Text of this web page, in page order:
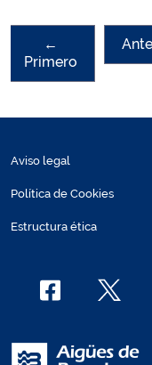
←
Primero
Aviso legal
Política de Cookies
Estructura ética